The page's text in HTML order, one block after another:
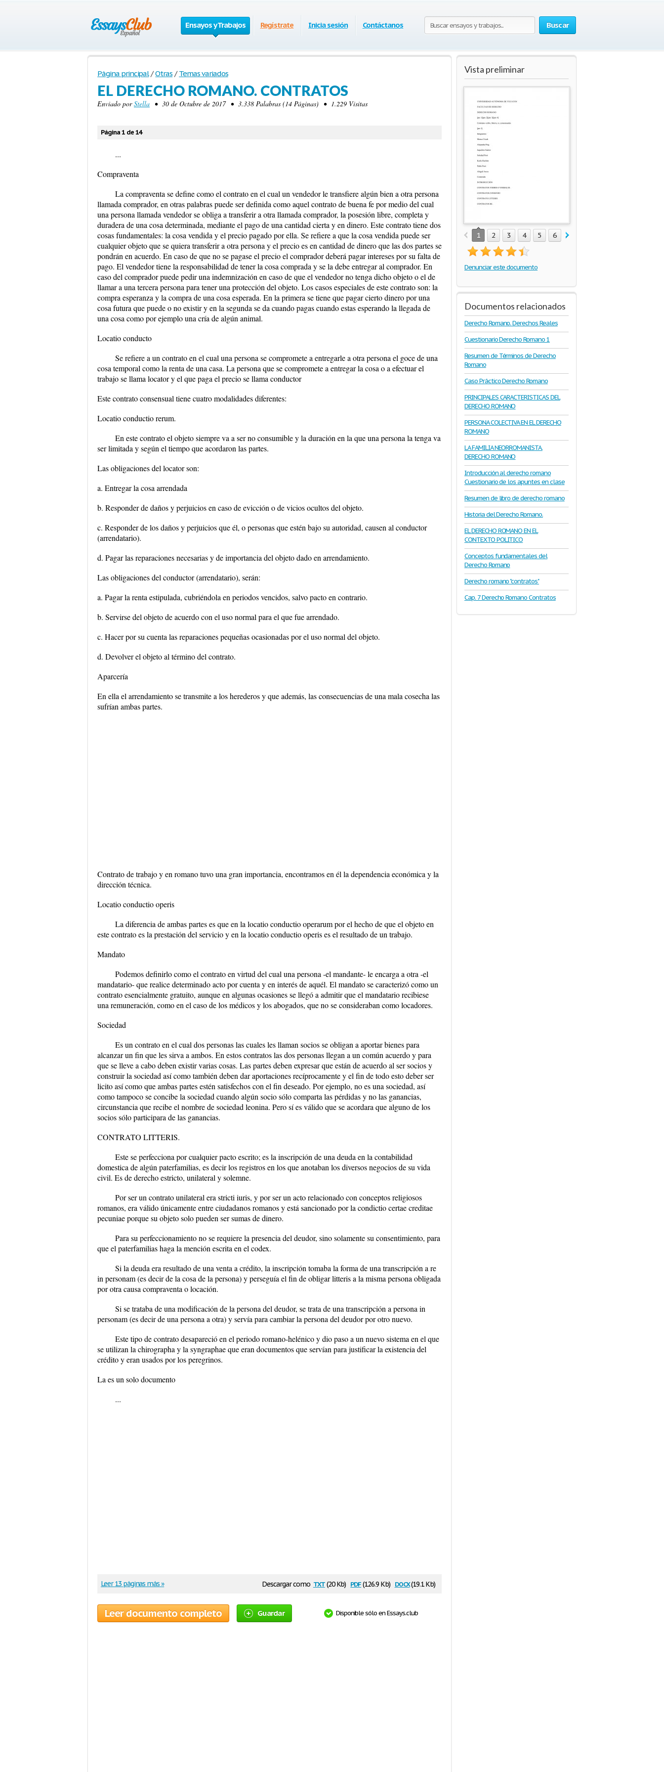
Buscar
Ensayos y Trabajos Regístrate Inicia sesión Contáctanos
Página principal / Otras / Temas variados
EL DERECHO ROMANO. CONTRATOS
Enviado porStella • 30 de Octubre de 2017 • 3.338 Palabras (14 Páginas) • 1.229 Visitas
Página 1 de 14
...
Compraventa
La compraventa se define como el contrato en el cual un vendedor le transfiere algún bien a otra persona
llamada comprador, en otras palabras puede ser definida como aquel contrato de buena fe por medio del cual
una persona llamada vendedor se obliga a transferir a otra llamada comprador, la posesión libre, completa y
duradera de una cosa determinada, mediante el pago de una cantidad cierta y en dinero. Este contrato tiene dos
cosas fundamentales: la cosa vendida y el precio pagado por ella. Se refiere a que la cosa vendida puede ser
cualquier objeto que se quiera transferir a otra persona y el precio es en cantidad de dinero que las dos partes se
pondrán en acuerdo. En caso de que no se pagase el precio el comprador deberá pagar intereses por su falta de
pago. El vendedor tiene la responsabilidad de tener la cosa comprada y se la debe entregar al comprador. En
caso del comprador puede pedir una indemnización en caso de que el vendedor no tenga dicho objeto o el de
llamar a una tercera persona para tener una protección del objeto. Los casos especiales de este contrato son: la
compra esperanza y la compra de una cosa esperada. En la primera se tiene que pagar cierto dinero por una
cosa futura que puede o no existir y en la segunda se da cuando pagas cuando estas esperando la llegada de
una cosa como por ejemplo una cría de algún animal.
Locatio conducto
Se refiere a un contrato en el cual una persona se compromete a entregarle a otra persona el goce de una
cosa temporal como la renta de una casa. La persona que se compromete a entregar la cosa o a efectuar el
trabajo se llama locator y el que paga el precio se llama conductor
Este contrato consensual tiene cuatro modalidades diferentes:
Locatio conductio rerum.
En este contrato el objeto siempre va a ser no consumible y la duración en la que una persona la tenga va
ser limitada y según el tiempo que acordaron las partes.
Las obligaciones del locator son:
a. Entregar la cosa arrendada
b. Responder de daños y perjuicios en caso de evicción o de vicios ocultos del objeto.
c. Responder de los daños y perjuicios que él, o personas que estén bajo su autoridad, causen al conductor
(arrendatario).
d. Pagar las reparaciones necesarias y de importancia del objeto dado en arrendamiento.
Las obligaciones del conductor (arrendatario), serán:
a. Pagar la renta estipulada, cubriéndola en periodos vencidos, salvo pacto en contrario.
b. Servirse del objeto de acuerdo con el uso normal para el que fue arrendado.
c. Hacer por su cuenta las reparaciones pequeñas ocasionadas por el uso normal del objeto.
d. Devolver el objeto al término del contrato.
Aparcería
En ella el arrendamiento se transmite a los herederos y que además, las consecuencias de una mala cosecha las
sufrían ambas partes.
Contrato de trabajo y en romano tuvo una gran importancia, encontramos en él la dependencia económica y la
dirección técnica.
Locatio conductio operis
La diferencia de ambas partes es que en la locatio conductio operarum por el hecho de que el objeto en
este contrato es la prestación del servicio y en la locatio conductio operis es el resultado de un trabajo.
Mandato
Podemos definirlo como el contrato en virtud del cual una persona -el mandante- le encarga a otra -el
mandatario- que realice determinado acto por cuenta y en interés de aquél. El mandato se caracterizó como un
contrato esencialmente gratuito, aunque en algunas ocasiones se llegó a admitir que el mandatario recibiese
una remuneración, como en el caso de los médicos y los abogados, que no se consideraban como locadores.
Sociedad
Es un contrato en el cual dos personas las cuales les llaman socios se obligan a aportar bienes para
alcanzar un fin que les sirva a ambos. En estos contratos las dos personas llegan a un común acuerdo y para
que se lleve a cabo deben existir varias cosas. Las partes deben expresar que están de acuerdo al ser socios y
construir la sociedad así como también deben dar aportaciones recíprocamente y el fin de todo esto deber ser
licito así como que ambas partes estén satisfechos con el fin deseado. Por ejemplo, no es una sociedad, así
como tampoco se concibe la sociedad cuando algún socio sólo comparta las pérdidas y no las ganancias,
circunstancia que recibe el nombre de sociedad leonina. Pero sí es válido que se acordara que alguno de los
socios sólo participara de las ganancias.
CONTRATO LITTERIS.
Este se perfecciona por cualquier pacto escrito; es la inscripción de una deuda en la contabilidad
domestica de algún paterfamilias, es decir los registros en los que anotaban los diversos negocios de su vida
civil. Es de derecho estricto, unilateral y solemne.
Por ser un contrato unilateral era stricti iuris, y por ser un acto relacionado con conceptos religiosos
romanos, era válido únicamente entre ciudadanos romanos y está sancionado por la condictio certae creditae
pecuniae porque su objeto solo pueden ser sumas de dinero.
Para su perfeccionamiento no se requiere la presencia del deudor, sino solamente su consentimiento, para
que el paterfamilias haga la mención escrita en el codex.
Si la deuda era resultado de una venta a crédito, la inscripción tomaba la forma de una transcripción a re
in personam (es decir de la cosa de la persona) y perseguía el fin de obligar litteris a la misma persona obligada
por otra causa compraventa o locación.
Si se trataba de una modificación de la persona del deudor, se trata de una transcripción a persona in
personam (es decir de una persona a otra) y servía para cambiar la persona del deudor por otro nuevo.
Este tipo de contrato desapareció en el periodo romano-helénico y dio paso a un nuevo sistema en el que
se utilizan la chirographa y la syngraphae que eran documentos que servían para justificar la existencia del
crédito y eran usados por los peregrinos.
La es un solo documento
...
Descargar como txt(20 Kb) pdf(126.9 Kb) docx(19.1 Kb)
Leer 13 páginas más »
Leer documento completo Guardar Disponible sólo en Essays.club
Vista preliminar
1 2 3 4 5 6 7
Denunciar este documento
Documentos relacionados
Derecho Romano. Derechos Reales
Cuestionario Derecho Romano 1
Resumen de Términos de Derecho
Romano
Caso Práctico Derecho Romano
PRINCIPALES CARACTERISTICAS DEL
DERECHO ROMANO
PERSONA COLECTIVA EN EL DERECHO
ROMANO
LA FAMILIA NEORROMANISTA.
DERECHO ROMANO
Introducción al derecho romano
Cuestionario de los apuntes en clase
Resumen de libro de derecho romano
Historia del Derecho Romano.
EL DERECHO ROMANO EN EL
CONTEXTO POLITICO
Conceptos fundamentales del
Derecho Romano
Derecho romano "contratos"
Cap. 7 Derecho Romano Contratos